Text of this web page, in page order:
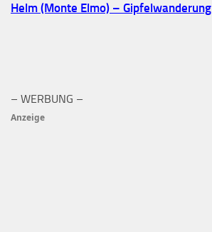
Helm (Monte Elmo) – Gipfelwanderung
– WERBUNG –
Anzeige